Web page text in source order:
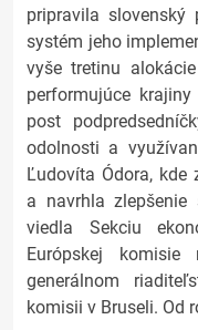
pripravila
systém jeho
vyše tretinu
performujúce
post
odolnosti a
Ľudovíta Ódora, kde
a navrhla zlepšenie
viedla Sekciu
Európskej
generálnom
komisii v Bruseli. Od